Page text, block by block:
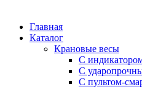
Главная
Каталог
Крановые весы
С
С
С пультом-